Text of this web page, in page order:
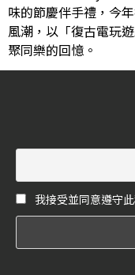
味的節慶伴手禮，今
風潮，以「復古電玩
聚同樂的回憶。
我接受並同意遵守